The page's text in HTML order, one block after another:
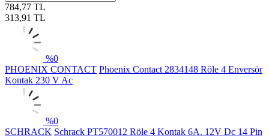
784,77 TL
313,91 TL
%0
PHOENIX CONTACT Phoenix Contact 2834148 Röle 4 Enversör
Kontak 230 V Ac
%0
SCHRACK Schrack PT570012 Röle 4 Kontak 6A. 12V Dc 14 Pin